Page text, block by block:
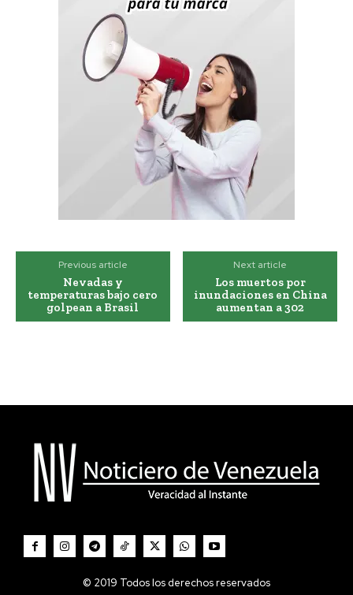
Previous article
Nevadas y
temperaturas bajo cero
golpean a Brasil
Next article
Los muertos por
inundaciones en China
aumentan a 302
© 2019 Todos los derechos reservados